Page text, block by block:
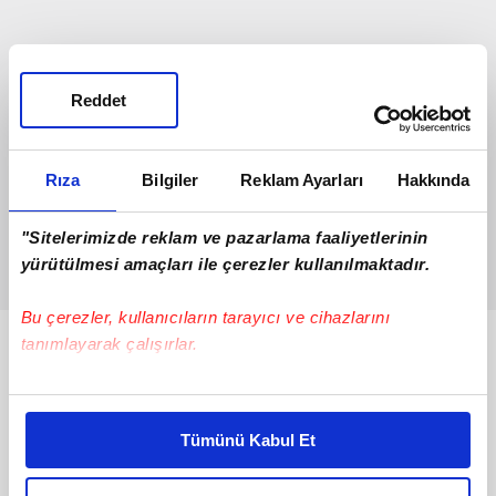
Rıza Bilgiler Reklam Ayarları Hakkında
"Sitelerimizde reklam ve pazarlama faaliyetlerinin
yürütülmesi amaçları ile çerezler kullanılmaktadır.
Bu çerezler, kullanıcıların tarayıcı ve cihazlarını
tanımlayarak çalışırlar.
Bu çerezlere izin vermeniz halinde sizlere özel
daha iyi reklam deneyimi yaşatabiliriz. Bunu yaparken
amacımızın size daha iyi bir reklam deneyimi sunmak
Tümünü Kabul Et
Reddet
Bunlar da Var